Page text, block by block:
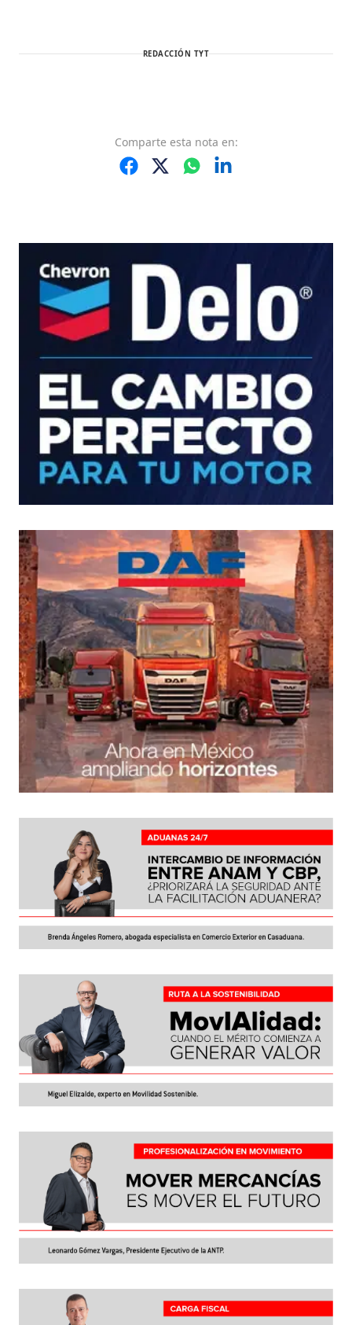
REDACCIÓN TYT
Comparte esta nota en: